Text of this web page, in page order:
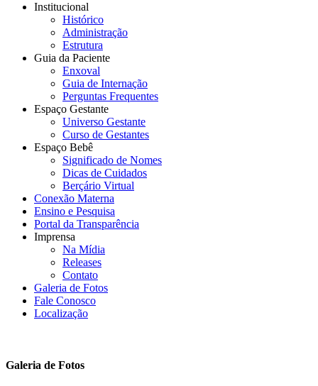
Institucional
Histórico
Administração
Estrutura
Guia da Paciente
Enxoval
Guia de Internação
Perguntas Frequentes
Espaço Gestante
Universo Gestante
Curso de Gestantes
Espaço Bebê
Significado de Nomes
Dicas de Cuidados
Berçário Virtual
Conexão Materna
Ensino e Pesquisa
Portal da Transparência
Imprensa
Na Mídia
Releases
Contato
Galeria de Fotos
Fale Conosco
Localização
Galeria de Fotos